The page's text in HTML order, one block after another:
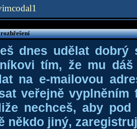
dnes udělat dobrý
tím, že mu
na e-mailovou
veřejně
nechceš, aby
někdo jiný,